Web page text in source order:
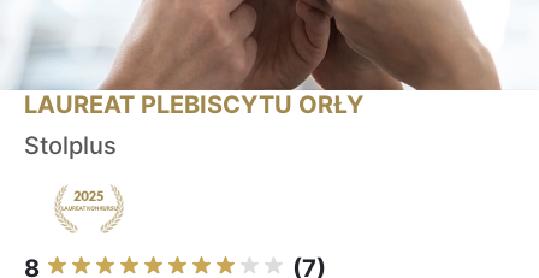
LAUREAT PLEBISCYTU ORŁY
Stolplus
8 (7)